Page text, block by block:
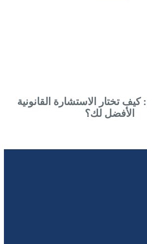
تختار الاستشارة القانونية
الأفضل لك؟